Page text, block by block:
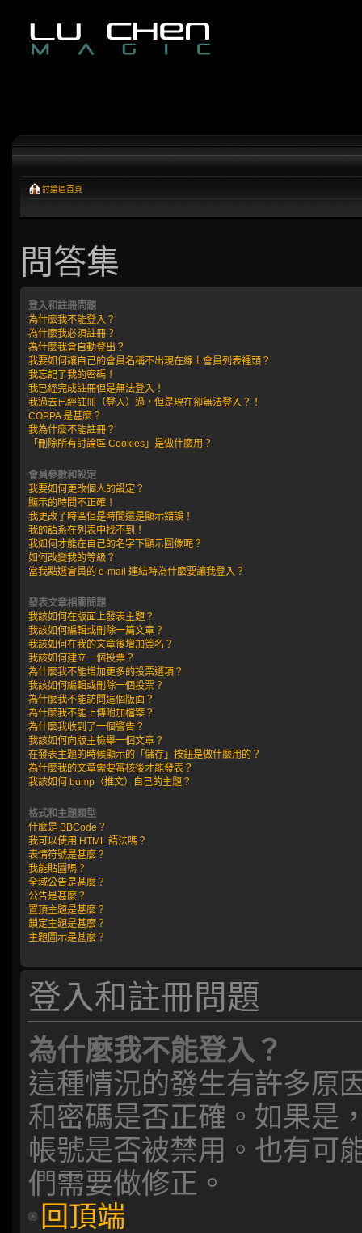
討論區首頁
問答集
登入和註冊問題
為什麼我不能登入？
為什麼我必須註冊？
為什麼我會自動登出？
我要如何讓自己的會員名稱不出現在線上會員列表裡頭？
我忘記了我的密碼！
我已經完成註冊但是無法登入！
我過去已經註冊（登入）過，但是現在卻無法登入？！
COPPA 是甚麼？
我為什麼不能註冊？
「刪除所有討論區 Cookies」是做什麼用？
會員參數和設定
我要如何更改個人的設定？
顯示的時間不正確！
我更改了時區但是時間還是顯示錯誤！
我的語系在列表中找不到！
我如何才能在自己的名字下顯示圖像呢？
如何改變我的等級？
當我點選會員的 e-mail 連結時為什麼要讓我登入？
發表文章相關問題
我該如何在版面上發表主題？
我該如何編輯或刪除一篇文章？
我該如何在我的文章後增加簽名？
我該如何建立一個投票？
為什麼我不能增加更多的投票選項？
我該如何編輯或刪除一個投票？
為什麼我不能訪問這個版面？
為什麼我不能上傳附加檔案？
為什麼我收到了一個警告？
我該如何向版主檢舉一個文章？
在發表主題的時候顯示的「儲存」按鈕是做什麼用的？
為什麼我的文章需要審核後才能發表？
我該如何 bump（推文）自己的主題？
格式和主題類型
什麼是 BBCode？
我可以使用 HTML 語法嗎？
表情符號是甚麼？
我能貼圖嗎？
全域公告是甚麼？
公告是甚麼？
置頂主題是甚麼？
鎖定主題是甚麼？
主題圖示是甚麼？
登入和註冊問題
為什麼我不能登入？
這種情況的發生有許多原
和密碼是否正確。如果是
帳號是否被禁用。也有可
們需要做修正。
回頂端